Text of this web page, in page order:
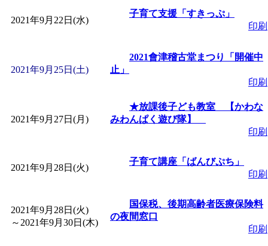
2021年9月22日(水)
子育て支援「すきっぷ」
印刷
2021年9月25日(土)
2021會津稽古堂まつり「開催中
止」
印刷
2021年9月27日(月)
★放課後子ども教室 【かわな
みわんぱく遊び隊】
印刷
2021年9月28日(火)
子育て講座「ばんびぷち」
印刷
2021年9月28日(火)
～ 2021年9月30日(木)
国保税、後期高齢者医療保険料
の夜間窓口
印刷